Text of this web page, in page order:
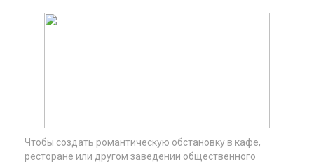
Чтобы создать романтическую обстановку в кафе,
ресторане или другом заведении общественного